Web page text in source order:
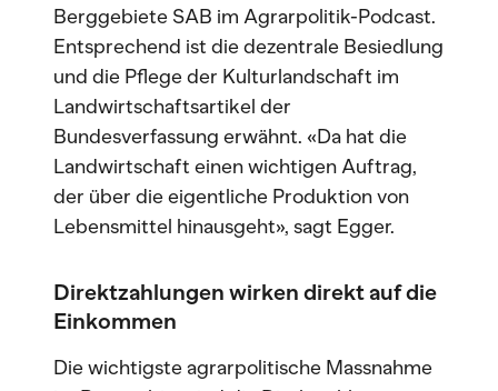
Berggebiete SAB im Agrarpolitik-Podcast.
Entsprechend ist die dezentrale Besiedlung
und die Pflege der Kulturlandschaft im
Landwirtschaftsartikel der
Bundesverfassung erwähnt. «Da hat die
Landwirtschaft einen wichtigen Auftrag,
der über die eigentliche Produktion von
Lebensmittel hinausgeht», sagt Egger.
Direktzahlungen wirken direkt auf die
Einkommen
Die wichtigste agrarpolitische Massnahme